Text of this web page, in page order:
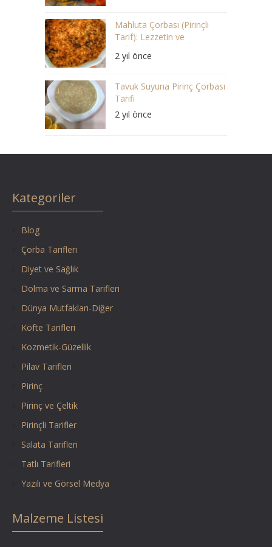
Mahluta Çorbası (Pirinçli
Tarif): Lezzetin ve
Geleneklerin Buluştuğu Bir
Ziyafet
2 yıl önce
Tavuk Suyuna Pirinç Çorbası
Tarifi
2 yıl önce
Kategoriler
Blog
Çorba Tarifleri
Diyet ve Sağlık
Dolma ve Sarma Tarifleri
Dünya Mutfakları-Diğer
Köfte Tarifleri
Kozmetik-Güzellik
Pilav Tarifleri
Pirinç
Pirinç ve Çeltik
Pirinçli Tarifler
Salata Tarifleri
Tatlı Tarifleri
Yazılı ve Görsel Medya
Malzeme Listesi